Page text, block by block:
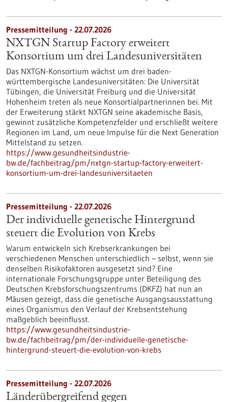
Pressemitteilung - 22.07.2026
NXTGN Startup Factory erweitert
Konsortium um drei Landesuniversitäten
Das NXTGN-Konsortium wächst um drei baden-
württembergische Landesuniversitäten: Die Universität
Tübingen, die Universität Freiburg und die Universität
Hohenheim treten als neue Konsortialpartnerinnen bei. Mit
der Erweiterung stärkt NXTGN seine akademische Basis,
gewinnt zusätzliche Kompetenzfelder und erschließt weitere
Regionen im Land, um neue Impulse für die Next Generation
Mittelstand zu setzen.
https://www.gesundheitsindustrie-
bw.de/fachbeitrag/pm/nxtgn-startup-factory-erweitert-
konsortium-um-drei-landesuniversitaeten
Pressemitteilung - 22.07.2026
Der individuelle genetische Hintergrund
steuert die Evolution von Krebs
Warum entwickeln sich Krebserkrankungen bei
verschiedenen Menschen unterschiedlich – selbst, wenn sie
denselben Risikofaktoren ausgesetzt sind? Eine
internationale Forschungsgruppe unter Beteiligung des
Deutschen Krebsforschungszentrums (DKFZ) hat nun an
Mäusen gezeigt, dass die genetische Ausgangsausstattung
eines Organismus den Verlauf der Krebsentstehung
maßgeblich beeinflusst.
https://www.gesundheitsindustrie-
bw.de/fachbeitrag/pm/der-individuelle-genetische-
hintergrund-steuert-die-evolution-von-krebs
Pressemitteilung - 22.07.2026
Länderübergreifend gegen